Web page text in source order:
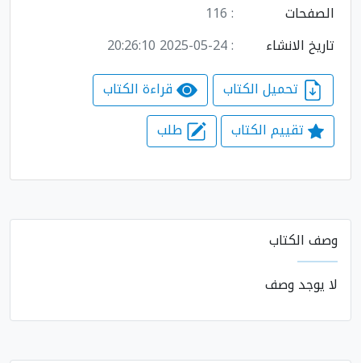
الصفحات
: 116
تاريخ الانشاء
: 2025-05-24 20:26:10
قراءة الكتاب
تقييم الكتاب
طلب
وصف الكتاب
لا يوجد وصف